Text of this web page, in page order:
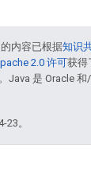
内容已根据知识
2.0 许可获得
。Java 是 Oracle
23。